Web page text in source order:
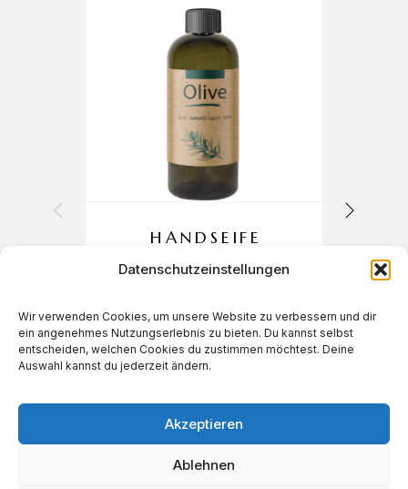
Datenschutzeinstellungen
Wir verwenden Cookies, um unsere Website zu verbessern und dir
ein angenehmes Nutzungserlebnis zu bieten. Du kannst selbst
entscheiden, welchen Cookies du zustimmen möchtest. Deine
Auswahl kannst du jederzeit ändern.
Akzeptieren
Ablehnen
HANDSEIFE
OLIVE 400ML
€2,90